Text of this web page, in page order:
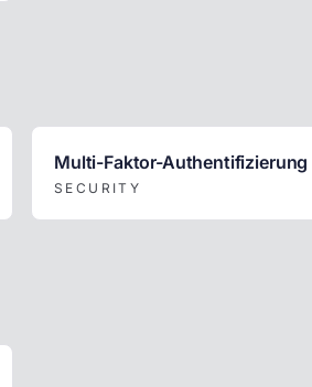
Multi-Faktor-Authentifizierung
SECURITY